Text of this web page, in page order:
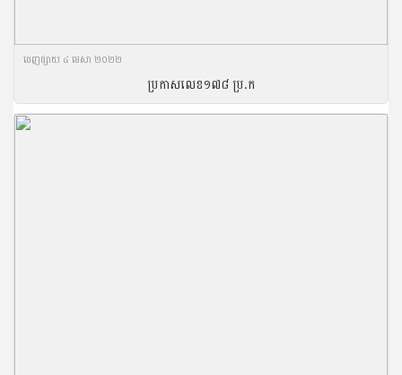
ចេញ​ផ្សាយ​ ៤ មេសា ២០២២
ប្រកាសលេខ១៧៨ ប្រ.ក